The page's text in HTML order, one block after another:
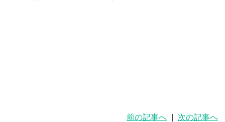
前の記事へ 次の記事へ